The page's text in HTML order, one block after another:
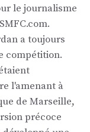
le journalisme
a toujours
compétition.
l'amenant à
de Marseille,
précoce